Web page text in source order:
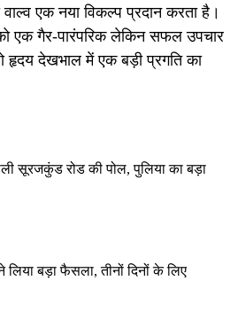
वाल्व एक नया विकल्प प्रदान करता है।
को एक गैर-पारंपरिक लेकिन सफल उपचार
हृदय देखभाल में एक बड़ी प्रगति का
सूरजकुंड रोड की पोल, पुलिया का बड़ा
ने लिया बड़ा फैसला, तीनों दिनों के लिए